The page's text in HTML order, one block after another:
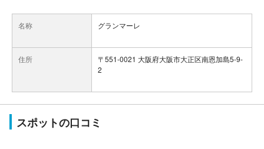
名称 グランマーレ
住所
〒551-0021 大阪府大阪市大正区南恩加島5-9-
2
スポットの口コミ